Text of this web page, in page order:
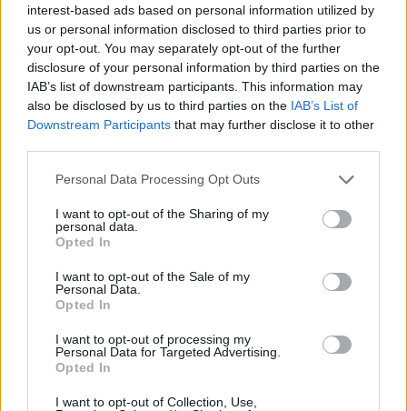
interest-based ads based on personal information utilized by
us or personal information disclosed to third parties prior to
your opt-out. You may separately opt-out of the further
disclosure of your personal information by third parties on the
IAB’s list of downstream participants. This information may
also be disclosed by us to third parties on the IAB’s List of
Downstream Participants that may further disclose it to other
Please note that this website/app uses one or more Google
not limited to your visit or usage behaviour. You may click to
grant or deny consent to Google and its third-party tags to
use your data for below specified purposes in below Google
consent section.
Personal Data Processing Opt Outs
I want to opt-out of the Sharing of my
personal data.
Opted In
I want to opt-out of the Sale of my
Personal Data.
Opted In
I want to opt-out of processing my
Personal Data for Targeted Advertising.
Opted In
I want to opt-out of Collection, Use,
Πόλεμο, καθώς ετοιμάζεται να αλλάξει το
διοικητικό καθεστώς του και μαζί με τα τέσσερα
μεγαλύτερα και ιστορικότερα μουσεία μας, τα
Αρχαιολογικά Μουσεία της Θεσσαλονίκης και του
Ηρακλείου, το Βυζαντινό Μουσείο και το Μουσείο
Βυζαντινού Πολιτισμού, να ενταχθεί στη σφαίρα
του ευρύτερου δημόσιου τομέα.
Τί λένε από την πλευρά τους οι αρχαιολόγοι;
Κατηγορούν την πολιτική ηγεσία ότι απεχθάνεται
την ανεξαρτησία των ελληνικών Μουσείων ως
Ειδικές Περιφερειακές Υπηρεσίες του Υπουργείου
μακριά από από τους εξωυπηρεσιακούς